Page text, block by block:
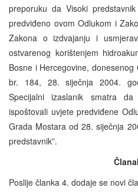
preporuku da Visoki
predviđeno ovom Odlukom i
Zakona o izdvajanju i
ostvarenog korištenjem
Bosne i Hercegovine,
br. 184, 28. siječnja 2004.
Specijalni izaslanik smatra
ispoštovali uvjete predviđene
Grada Mostara od 28. siječnja
predstavnik”.
Poslije članka 4. dodaje se novi